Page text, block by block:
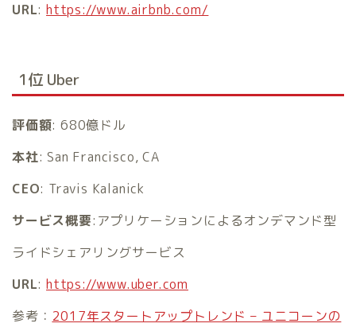
URL:https://www.airbnb.com/
1位 Uber
評価額: 680億ドル
本社: San Francisco, CA
CEO: Travis Kalanick
サービス概要:アプリケーションによるオンデマンド型
ライドシェアリングサービス
URL:https://www.uber.com
参考： 2017年スタートアップトレンド – ユニコーンの